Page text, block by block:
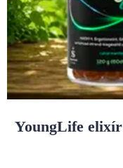
YoungLife elixír